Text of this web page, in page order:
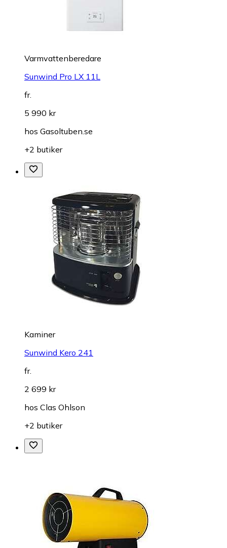
Varmvattenberedare
Sunwind Pro LX 11L
fr.
5 990 kr
hos Gasoltuben.se
+2 butiker
Kaminer
Sunwind Kero 241
fr.
2 699 kr
hos Clas Ohlson
+2 butiker